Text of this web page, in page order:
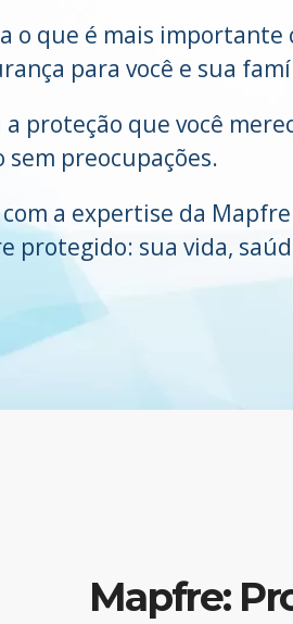
o que é mais
para você e sua
a proteção que você
preocupações.
a expertise da
protegido: sua vida,
Mapfre: